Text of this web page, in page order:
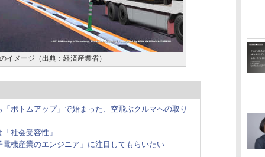
イメージ（出典：経済産業省）
ボトムアップ」で始まった、空飛ぶクルマへの取り
社会受容性」
機産業のエンジニア」に注目してもらいたい